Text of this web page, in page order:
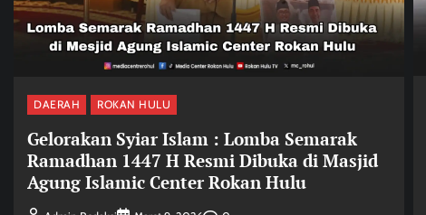
DAERAH ROKAN HULU
Gelorakan Syiar Islam : Lomba Semarak
Ramadhan 1447 H Resmi Dibuka di Masjid
Agung Islamic Center Rokan Hulu